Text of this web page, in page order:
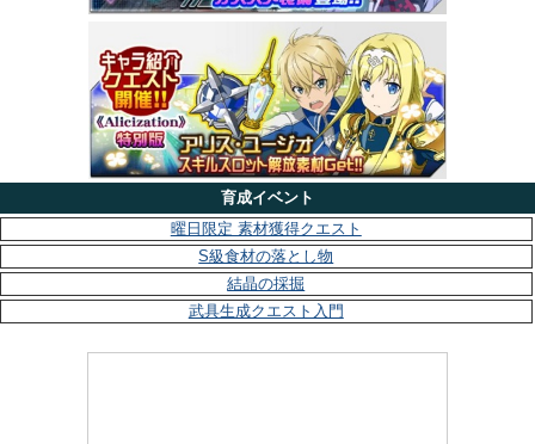
育成イベント
曜日限定 素材獲得クエスト
S級食材の落とし物
結晶の採掘
武具生成クエスト入門